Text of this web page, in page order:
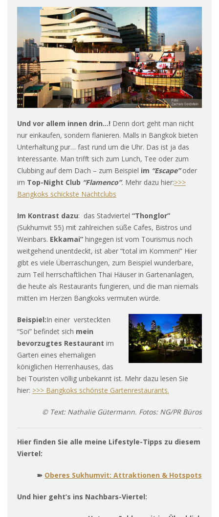
Und vor allem innen drin…! Denn dort geht man nicht
nur einkaufen, sondern flanieren. Malls in Bangkok bieten
Unterhaltung pur… fast rund um die Uhr. Das ist ja das
Interessante. Man trifft sich zum Lunch, Tee oder zum
Clubbing auf dem Dach – zum Beispiel im “Escape”oder
im Top-Night Club “Flamenco”. Mehr dazu hier:>>>
Bangkoks schickste Nachtclubs
Im Kontrast dazu: das Stadviertel “Thonglor”
(Sukhumvit 55) mit zahlreichen süße Cafes, Bistros und
Weinbars. Ekkamai” hingegen ist vom Tourismus noch
weitgehend unentdeckt, ist aber “total im Kommen!” Hier
gibt es viele Überraschungen, zum Beispiel wunderbare,
zum Teil herrschaftlichen Thai Häuser in Gartenanlagen,
die heute als Restaurants fungieren, und die man niemals
mitten im Herzen Bangkoks vermuten würde.
Beispiel:In einer versteckten
“Soi” befindet sich mein
bevorzugtes Restaurant im
Garten eines ehemaligen
königlichen Herrenhauses, das
bei Touristen völlig unbekannt ist. Mehr dazu lesen Sie
hier: >>> Bangkoks schönste Gartenrestaurants.
© Text: Nathalie Gütermann. Fotos: NG/PR Büros
Hier finden Sie alle meine Lifestyle-Tipps zu diesem
Viertel:
➽ Oberes Sukhumvit: Attraktionen & Hotspots
Und hier geht’s ins Nachbars-Viertel: